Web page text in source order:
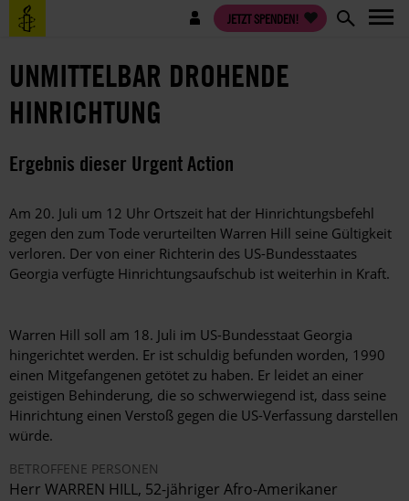
Direkt
zum
Benutzermenü JETZT SPENDEN!
UNMITTELBAR DROHENDE
HINRICHTUNG
Ergebnis dieser Urgent Action
Am 20. Juli um 12 Uhr Ortszeit hat der Hinrichtungsbefehl
gegen den zum Tode verurteilten Warren Hill seine Gültigkeit
verloren. Der von einer Richterin des US-Bundesstaates
Georgia verfügte Hinrichtungsaufschub ist weiterhin in Kraft.
Warren Hill soll am 18. Juli im US-Bundesstaat Georgia
hingerichtet werden. Er ist schuldig befunden worden, 1990
einen Mitgefangenen getötet zu haben. Er leidet an einer
geistigen Behinderung, die so schwerwiegend ist, dass seine
Hinrichtung einen Verstoß gegen die US-Verfassung darstellen
würde.
BETROFFENE PERSONEN
Herr WARREN HILL, 52-jähriger Afro-Amerikaner